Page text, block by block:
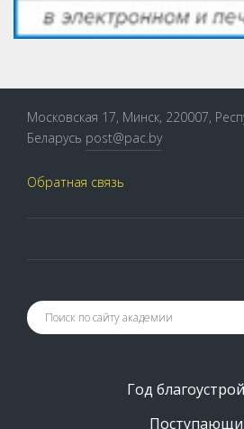
Московская 17, Минск, 220007,
Беларусь post@pac.by
Обратная связь
Год